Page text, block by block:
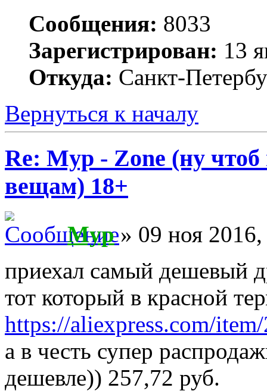
Сообщения: 8033
Зарегистрирован: 13
Откуда: Санкт-
Вернуться к началу
Re: Myp - Zone (ну
вещам) 18+
Myp» 09 ноя
приехал самый дешевый
тот который в красной
https://aliexpress.com/
а в честь супер
дешевле)) 257,72 руб.